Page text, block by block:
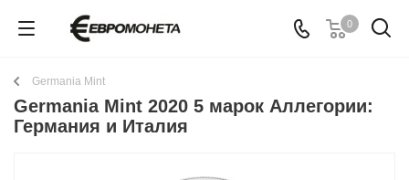
0
Germania Mint
Germania Mint 2020 5 марок Аллегории:
Германия и Италия